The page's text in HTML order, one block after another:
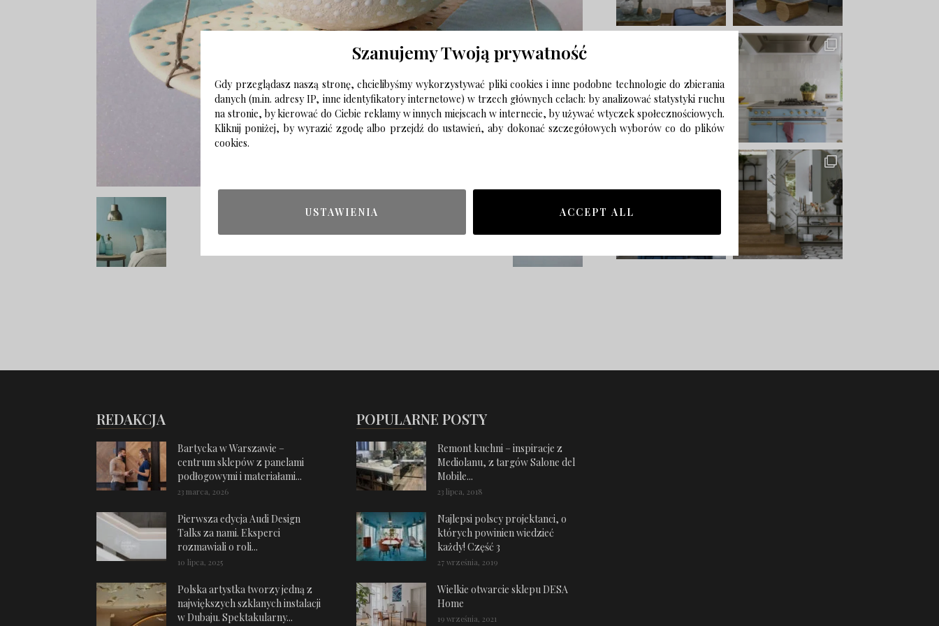
REDAKCJA
Bartycka w Warszawie –
centrum sklepów z panelami
podłogowymi i materiałami...
23 marca, 2026
Pierwsza edycja Audi Design
Talks za nami. Eksperci
rozmawiali o roli...
10 lipca, 2025
Polska artystka tworzy jedną z
największych szklanych instalacji
w Dubaju. Spektakularny...
POPULARNE POSTY
Remont kuchni – inspiracje z
Mediolanu, z targów Salone del
Mobile...
23 lipca, 2018
Najlepsi polscy projektanci, o
których powinien wiedzieć
każdy! Część 3
27 września, 2019
Wielkie otwarcie sklepu DESA
Home
19 września, 2021
Szanujemy Twoją prywatność
Gdy przeglądasz naszą stronę, chcielibyśmy wykorzystywać pliki cookies i inne podobne technologie do zbierania
danych (m.in. adresy IP, inne identyfikatory internetowe) w trzech głównych celach: by analizować statystyki ruchu
na stronie, by kierować do Ciebie reklamy w innych miejscach w internecie, by używać wtyczek społecznościowych.
Kliknij poniżej, by wyrazić zgodę albo przejdź do ustawień, aby dokonać szczegółowych wyborów co do plików
cookies.
USTAWIENIA ACCEPT ALL